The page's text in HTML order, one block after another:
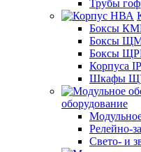
Трубы
Боксы
Боксы
Боксы
Корпуса
Шкафы
оборудование
Релейно-
Свето- и